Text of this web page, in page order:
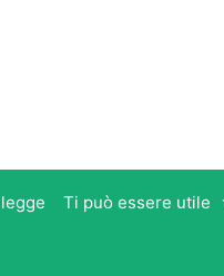
Ti può essere utile